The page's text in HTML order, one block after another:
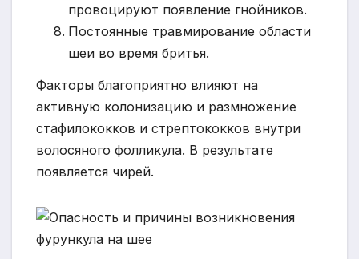
провоцируют появление гнойников.
Постоянные травмирование области
шеи во время бритья.
Факторы благоприятно влияют на
активную колонизацию и размножение
стафилококков и стрептококков внутри
волосяного фолликула. В результате
появляется чирей.